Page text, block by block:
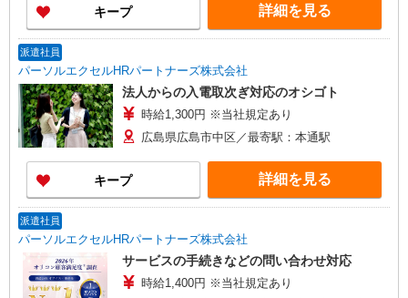
キープ 詳細を見る
派遣社員
パーソルエクセルHRパートナーズ株式会社
法人からの入電取次ぎ対応のオシゴト
時給1,300円 ※当社規定あり
広島県広島市中区／最寄駅：本通駅
キープ 詳細を見る
派遣社員
パーソルエクセルHRパートナーズ株式会社
サービスの手続きなどの問い合わせ対応
時給1,400円 ※当社規定あり